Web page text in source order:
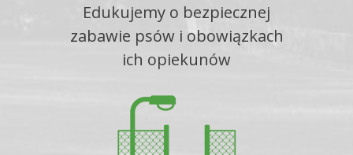
Edukujemy o bezpiecznej
zabawie psów i obowiązkach
ich opiekunów